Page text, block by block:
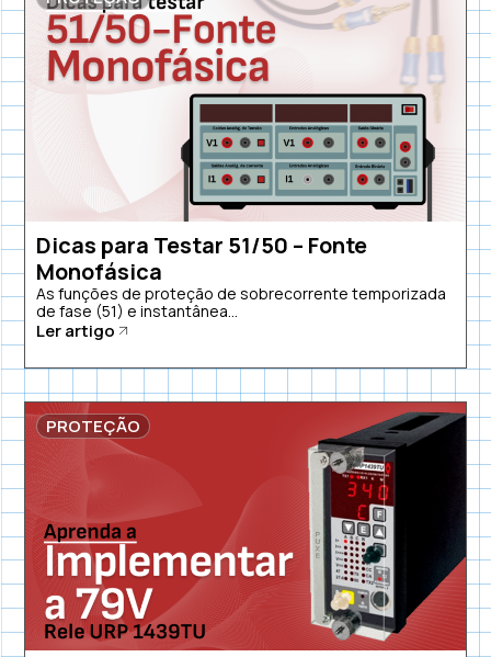
Dicas para Testar 51/50 – Fonte
Monofásica
As funções de proteção de sobrecorrente temporizada
de fase (51) e instantânea...
Ler artigo
PROTEÇÃO